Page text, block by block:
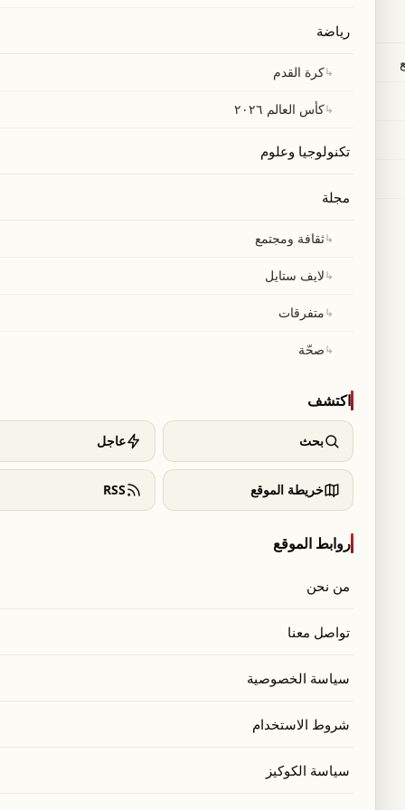
رياضة
↳كرة القدم
↳كأس العالم ٢٠٢٦
تكنولوجيا وعلوم
مجلة
↳ثقافة ومجتمع
↳لايف ستايل
↳متفرقات
↳صحّة
اكتشف
بحث عاجل
خريطة الموقع RSS
روابط الموقع
من نحن
تواصل معنا
سياسة الخصوصية
شروط الاستخدام
سياسة الكوكيز